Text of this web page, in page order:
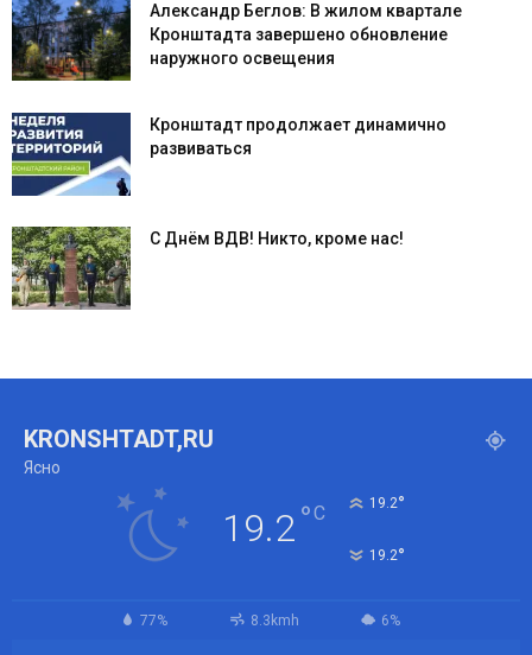
Александр Беглов: В жилом квартале
Кронштадта завершено обновление
наружного освещения
Кронштадт продолжает динамично
развиваться
С Днём ВДВ! Никто, кроме нас!
KRONSHTADT,RU
Ясно
19.2°C 19.2°
19.2°
77% 8.3kmh 6%